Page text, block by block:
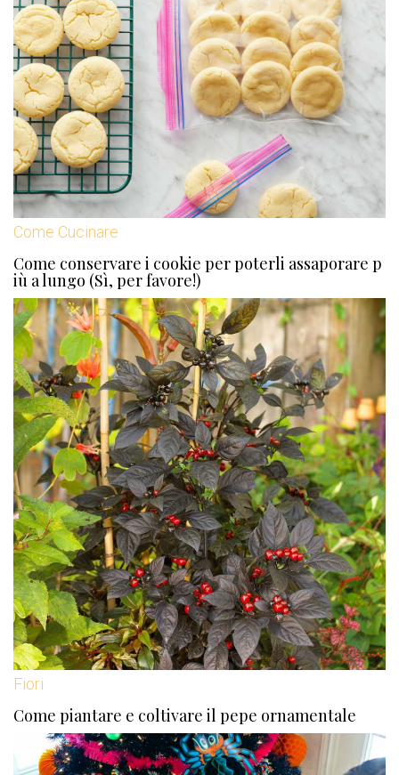
Come Cucinare
Come conservare i cookie per poterli assaporare p
iù a lungo (Sì, per favore!)
Fiori
Come piantare e coltivare il pepe ornamentale